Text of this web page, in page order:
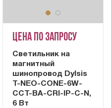
Цена по запросу
Светильник на
магнитный
шинопровод Dylsis
T-NEO-CONE-6W-
CCT-BA-CRI-IP-C-N,
6 Вт